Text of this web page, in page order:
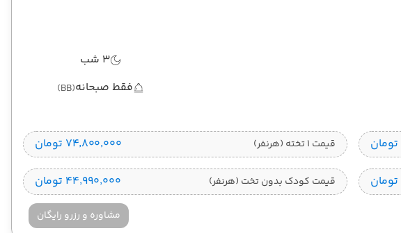
3 شب
فقط صبحانه(BB)
قیمت 1 تخته (هرنفر) ۷۴٬۸۰۰٬۰۰۰ تومان
قیمت کودک بدون تخت (هرنفر) ۴۴٬۹۹۰٬۰۰۰ تومان
مشاوره و رزرو رایگان